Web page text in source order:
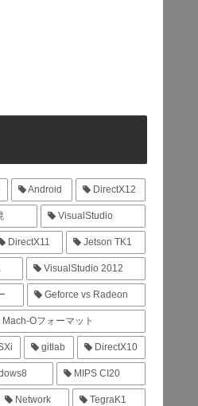
Android DirectX12
VisualStudio
DirectX11 Jetson TK1
VisualStudio 2012
Geforce vs Radeon
Mach-Oフォーマット
gitlab DirectX10
MIPS CI20
Network TegraK1